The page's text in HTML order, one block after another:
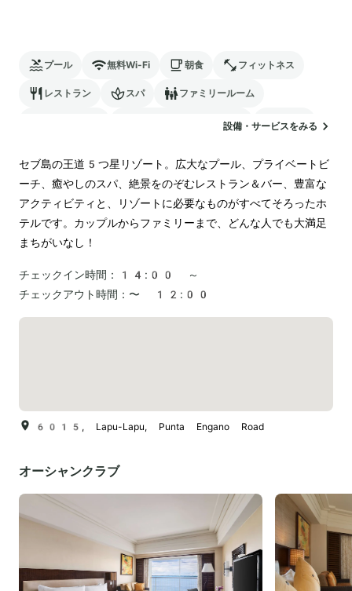
プール 無料Wi-Fi 朝食 フィットネス
レストラン スパ ファミリールーム
24時間対応のフロント サウナ
設備・サービスをみる
セブ島の王道5つ星リゾート。広大なプール、プライベートビ
ーチ、癒やしのスパ、絶景をのぞむレストラン＆バー、豊富な
アクティビティと、リゾートに必要なものがすべてそろったホ
テルです。カップルからファミリーまで、どんな人でも大満足
まちがいなし！
チェックイン時間：
14:00 ～
チェックアウト時間： 〜 12:00
6015, Lapu-Lapu, Punta Engano Road
オーシャンクラブ